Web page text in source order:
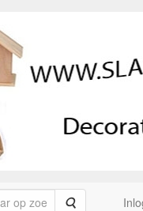
Zoeken